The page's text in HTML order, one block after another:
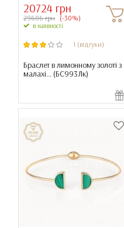
20724 грн
29606 грн (-30%)
в наявності
1 (відгуки)
Браслет в лимонному золоті з
малахі... (БС993Лк)